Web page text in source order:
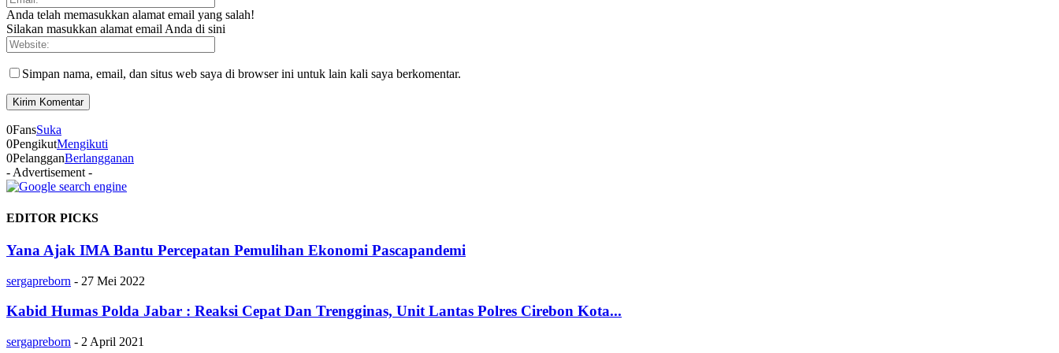
Anda telah memasukkan alamat email yang salah!
Silakan masukkan alamat email Anda di sini
Simpan nama, email, dan situs web saya di browser ini untuk lain kali saya berkomentar.
0FansSuka
0PengikutMengikuti
0PelangganBerlangganan
- Advertisement -
EDITOR PICKS
Yana Ajak IMA Bantu Percepatan Pemulihan Ekonomi Pascapandemi
sergapreborn - 27 Mei 2022
Kabid Humas Polda Jabar : Reaksi Cepat Dan Trengginas, Unit Lantas Polres Cirebon Kota...
sergapreborn - 2 April 2021